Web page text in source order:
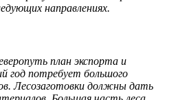
направлениях.
план экспорта и
год потребует большого
Лесозаготовки должны дать